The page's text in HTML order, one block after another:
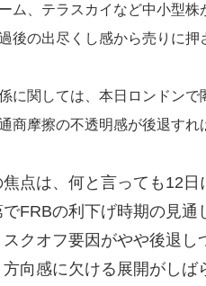
ム、テラスカイなど中小型
後の出尽くし感から売りに押
に関しては、本日ロンドン
商摩擦の不透明感が後退す
点は、何と言っても12
でFRBの利下げ時期の見
スクオフ要因がやや後退
向感に欠ける展開がしば